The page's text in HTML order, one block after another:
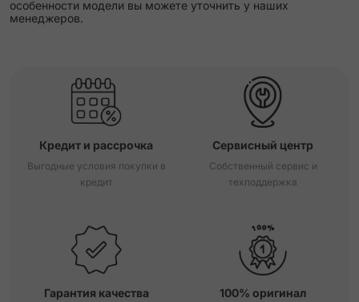
особенности модели вы можете уточнить у наших
менеджеров.
Кредит и рассрочка
Выгодные условия покупки в
кредит
Сервисный центр
Собственный сервис и
техподдержка
Гарантия качества 100% оригинал